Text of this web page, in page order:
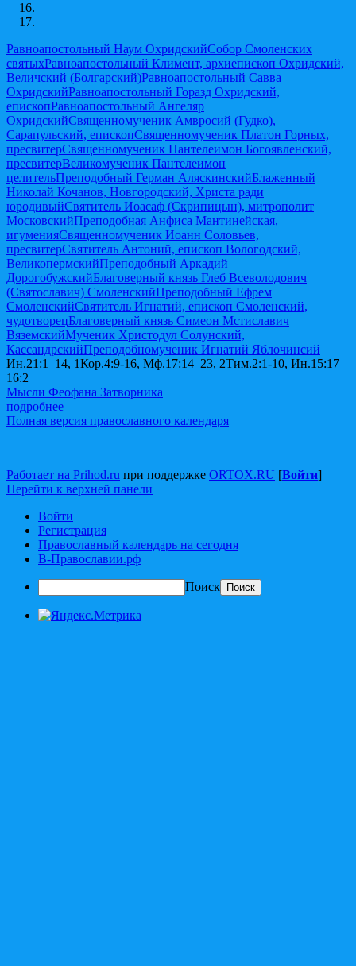
Равноапостольный Наум ОхридскийСобор Смоленских
святыхРавноапостольный Климент, архиепископ Охридский,
Величский (Болгарский)Равноапостольный Савва
ОхридскийРавноапостольный Горазд Охридский,
епископРавноапостольный Ангеляр
ОхридскийСвященномученик Амвросий (Гудко),
Сарапульский, епископСвященномученик Платон Горных,
пресвитерСвященномученик Пантелеимон Богоявленский,
пресвитерВеликомученик Пантелеимон
целительПреподобный Герман АляскинскийБлаженный
Николай Кочанов, Новгородский, Христа ради
юродивыйСвятитель Иоасаф (Скрипицын), митрополит
МосковскийПреподобная Анфиса Мантинейская,
игуменияСвященномученик Иоанн Соловьев,
пресвитерСвятитель Антоний, епископ Вологодский,
ВеликопермскийПреподобный Аркадий
ДорогобужскийБлаговерный князь Глеб Всеволодович
(Святославич) СмоленскийПреподобный Ефрем
СмоленскийСвятитель Игнатий, епископ Смоленский,
чудотворецБлаговерный князь Симеон Мстиславич
ВяземскийМученик Христодул Солунский,
КассандрскийПреподобномученик Игнатий Яблочинсий
Ин.21:1–14, 1Кор.4:9-16, Мф.17:14–23, 2Тим.2:1-10, Ин.15:17–
16:2
Мысли Феофана Затворника
подробнее
Полная версия православного календаря
Работает на Prihod.ru при поддержке ORTOX.RU [Войти]
Перейти к верхней панели
Войти
Регистрация
Православный календарь на сегодня
В-Православии.рф
Поиск